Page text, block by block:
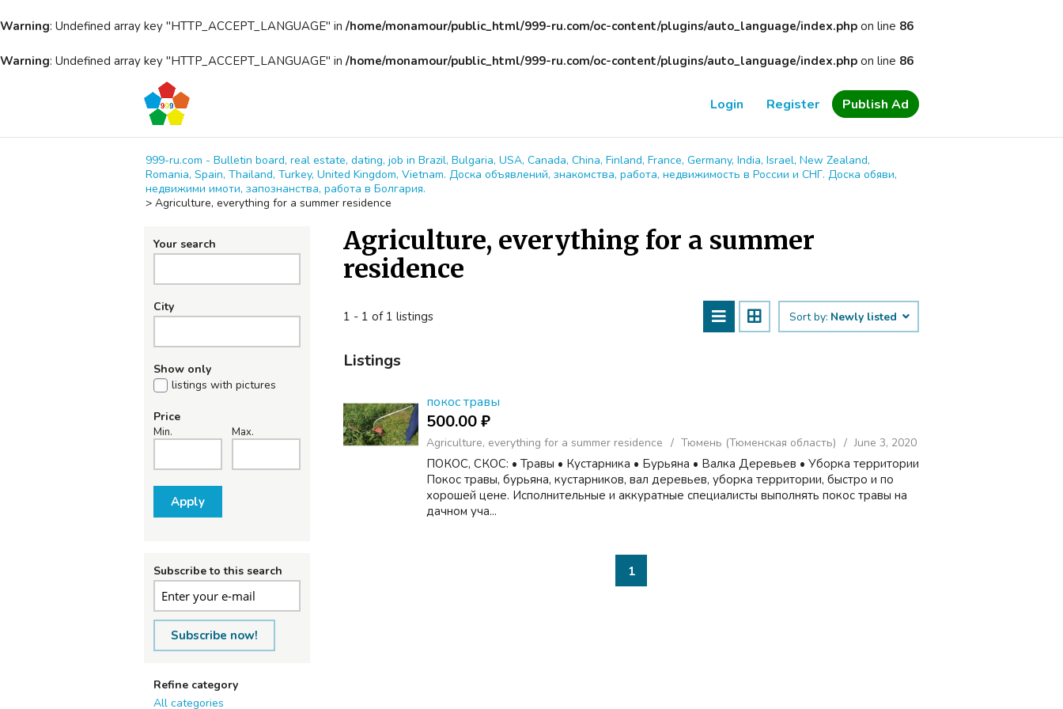
Warning: Undefined array key "HTTP_ACCEPT_LANGUAGE" in /home/monamour/public_html/999-ru.com/oc-content/plugins/auto_language/index.php on line 86
Warning: Undefined array key "HTTP_ACCEPT_LANGUAGE" in /home/monamour/public_html/999-ru.com/oc-content/plugins/auto_language/index.php on line 86
Login Register Publish Ad
999-ru.com - Bulletin board, real estate, dating, job in Brazil, Bulgaria, USA, Canada, China, Finland, France, Germany, India, Israel, New Zealand,
Romania, Spain, Thailand, Turkey, United Kingdom, Vietnam. Доска объявлений, знакомства, работа, недвижимость в России и СНГ. Доска обяви,
недвижими имоти, запознанства, работа в Болгария.
> Agriculture, everything for a summer residence
Your search
City
Show only
listings with pictures
Price
Min. Max.
Apply
Subscribe to this search
Subscribe now!
Refine category
All categories
Agriculture, everything for a summer
residence
1 - 1 of 1 listings Sort by: Newly listed
Listings
покос травы
500.00 ₽
Agriculture, everything for a summer residence Тюмень (Тюменская область) June 3, 2020
ПОКОС, СКОС: • Травы • Кустарника • Бурьяна • Валка Деревьев • Уборка территории
Покос травы, бурьяна, кустарников, вал деревьев, уборка территории, быстро и по
хорошей цене. Исполнительные и аккуратные специалисты выполнять покос травы на
дачном уча...
1